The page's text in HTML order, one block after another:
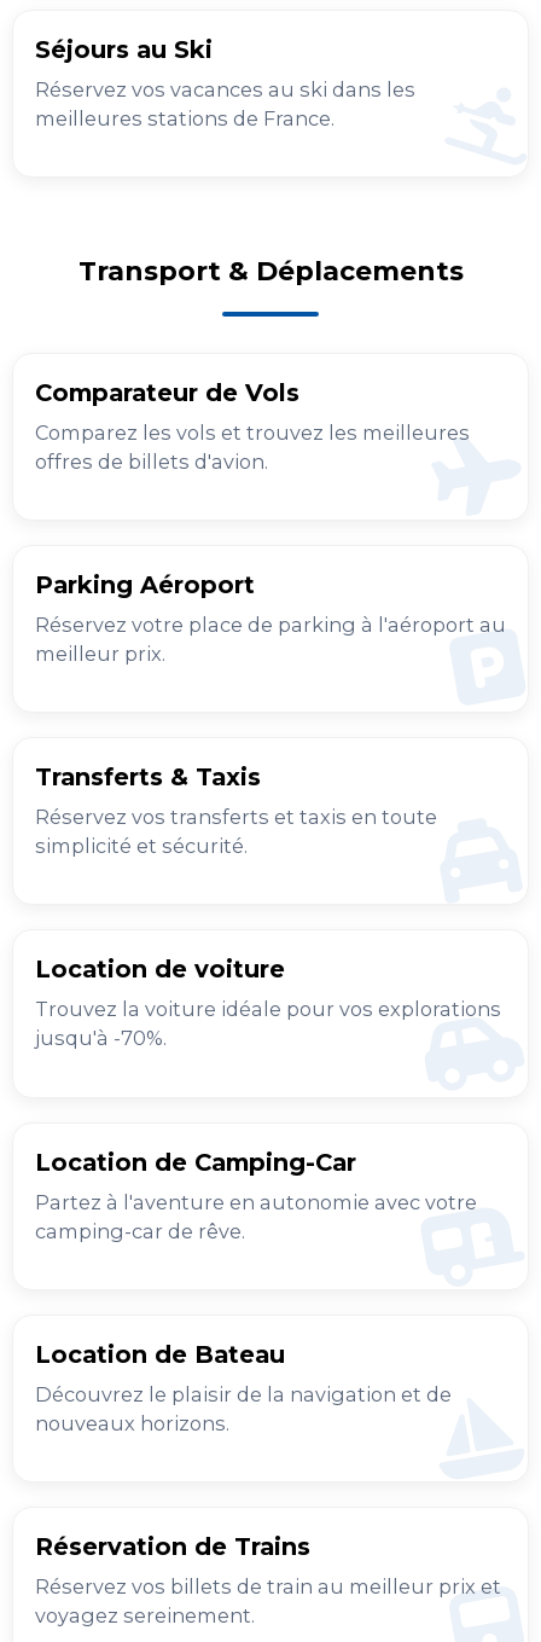
Séjours au Ski
Réservez vos vacances au ski dans les
meilleures stations de France.
Transport & Déplacements
Comparateur de Vols
Comparez les vols et trouvez les meilleures
offres de billets d'avion.
Parking Aéroport
Réservez votre place de parking à l'aéroport au
meilleur prix.
Transferts & Taxis
Réservez vos transferts et taxis en toute
simplicité et sécurité.
Location de voiture
Trouvez la voiture idéale pour vos explorations
jusqu'à -70%.
Location de Camping-Car
Partez à l'aventure en autonomie avec votre
camping-car de rêve.
Location de Bateau
Découvrez le plaisir de la navigation et de
nouveaux horizons.
Réservation de Trains
Réservez vos billets de train au meilleur prix et
voyagez sereinement.